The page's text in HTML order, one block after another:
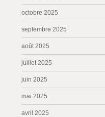
octobre 2025
septembre 2025
août 2025
juillet 2025
juin 2025
mai 2025
avril 2025